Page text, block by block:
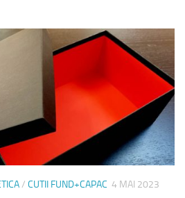
/ CUTII FUND+CAPAC 4 MAI 2023